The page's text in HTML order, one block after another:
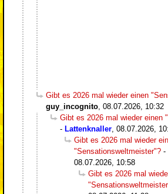
Gibt es 2026 mal wieder einen
guy_incognito 08.07.2026, 10:32
Gibt es 2026 mal wieder einen
- Lattenknaller 08.07.2026,
Gibt es 2026 mal wieder
"Sensationsweltmeister"? -
08.07.2026, 10:58
Gibt es 2026 mal